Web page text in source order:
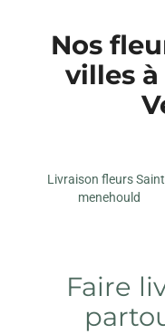
Nos
villes
Livraison fleurs
menehould
Faire